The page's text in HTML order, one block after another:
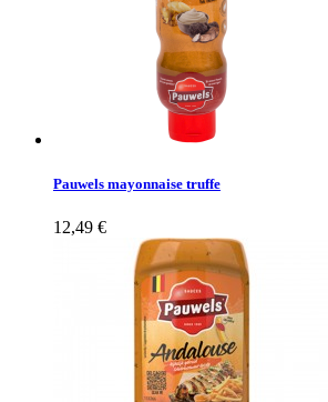
Pauwels mayonnaise truffe
12,49 €